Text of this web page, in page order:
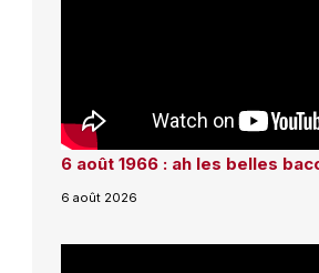
6 août 1966 : ah les belles
6 août 2026